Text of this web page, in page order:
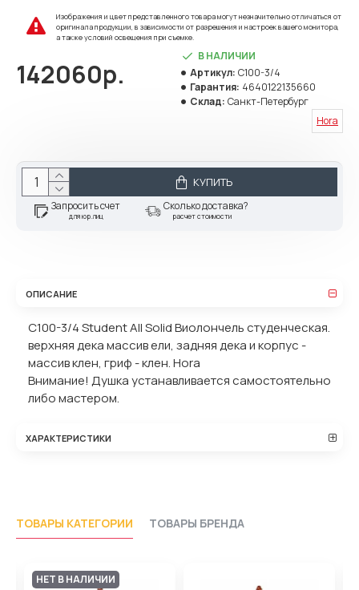
Изображения и цвет представленного товара могут незначительно отличаться от
оригинала продукции, в зависимости от разрешения и настроек вашего монитора,
а также условий освещения при съемке.
142060р.
В НАЛИЧИИ
Артикул: C100-3/4
Гарантия: 4640122135660
Склад: Санкт-Петербург
Hora
КУПИТЬ
Запросить счет
для юр.лиц
Сколько доставка?
расчет стоимости
ОПИСАНИЕ
C100-3/4 Student All Solid Виолончель студенческая.
верхняя дека массив ели, задняя дека и корпус -
массив клен, гриф - клен. Hora
Внимание! Душка устанавливается самостоятельно
либо мастером.
ХАРАКТЕРИСТИКИ
ТОВАРЫ КАТЕГОРИИ ТОВАРЫ БРЕНДА
НЕТ В НАЛИЧИИ